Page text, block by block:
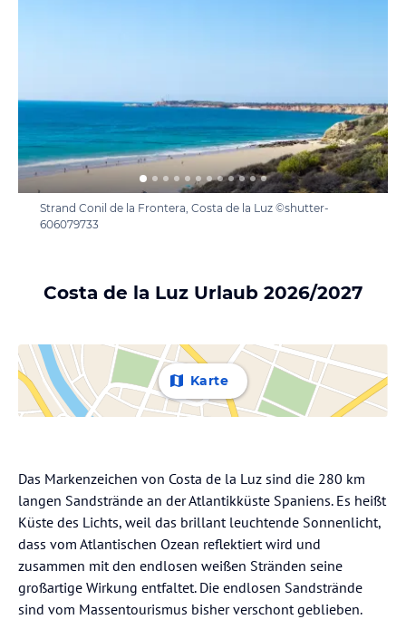
Strand Conil de la Frontera, Costa de la Luz ©shutter-
606079733
Costa de la Luz Urlaub 2026/2027
Karte
Das Markenzeichen von Costa de la Luz sind die 280 km
langen Sandstrände an der Atlantikküste Spaniens. Es heißt
Küste des Lichts, weil das brillant leuchtende Sonnenlicht,
dass vom Atlantischen Ozean reflektiert wird und
zusammen mit den endlosen weißen Stränden seine
großartige Wirkung entfaltet. Die endlosen Sandstrände
sind vom Massentourismus bisher verschont geblieben.